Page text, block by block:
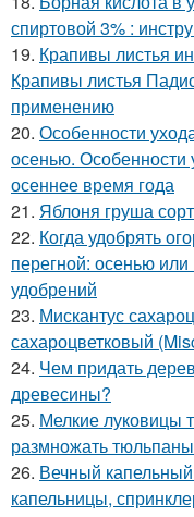
спиртовой 3% :
19. Крапивы листья
Крапивы листья
применению
20. Особенности
осенью.
осеннее время года
21. Яблоня груша
22. Когда удобрять
перегной: осенью
удобрений
23. Мискантус
сахароцветковый
24. Чем придать
древесины?
25. Мелкие луковицы
размножать
26. Вечный
капельницы,